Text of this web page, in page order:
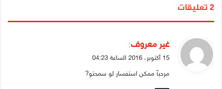
‫2 تعليقات
ي
ق
ل
غير معروف:
15 أكتوبر، 2016 الساعة 04:23
مرحبآ ممكن استفسار لو سمحتو?